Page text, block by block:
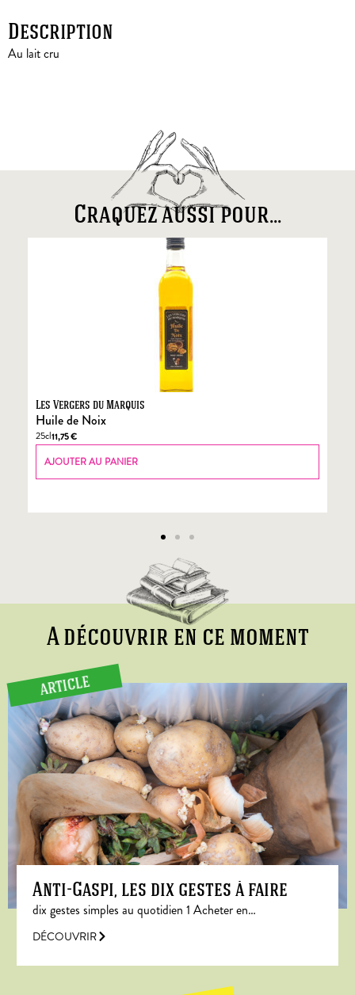
Description
Au lait cru
Craquez aussi pour...
Les Vergers du Marquis
Huile de Noix
25cl11,75€
AJOUTER AU PANIER
A découvrir en ce moment
ARTICLE
Anti-Gaspi, les dix gestes à faire
dix gestes simples au quotidien 1 Acheter en…
DÉCOUVRIR